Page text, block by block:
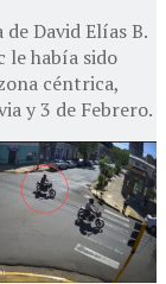
David Elías B.
le había sido
céntrica,
y 3 de Febrero.